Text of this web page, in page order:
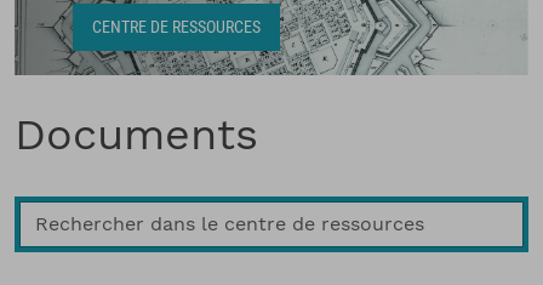
Fil d'Ariane
CENTRE DE RESSOURCES
Documents